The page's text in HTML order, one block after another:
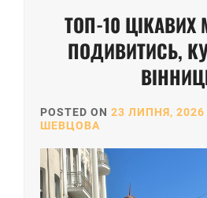
ТОП-10
ПОДИВИТИСЬ,
POSTED ON 23 ЛИПНЯ, 2026
ШЕВЦОВА